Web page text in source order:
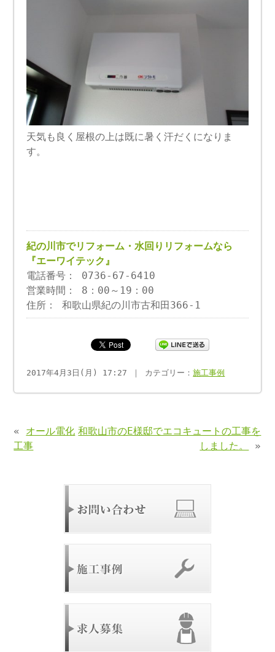
天気も良く屋根の上は既に暑く汗だくになりま
す。
紀の川市でリフォーム・水回りリフォームなら
『エーワイテック』
電話番号： 0736-67-6410
営業時間： 8：00～19：00
住所： 和歌山県紀の川市古和田366-1
2017年4月3日(月) 17:27 ｜ カテゴリー：施工事例
« オール電化
工事
和歌山市のE様邸でエコキュートの工事を
しました。
»